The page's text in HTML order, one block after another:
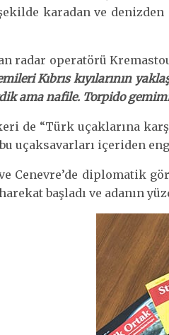
karadan ve
radar operatörü
Kıbrıs kıyılarının
ama nafile. Torpido
de “Türk uçaklarına
uçaksavarları içeriden
diplomatik
başladı ve adanın